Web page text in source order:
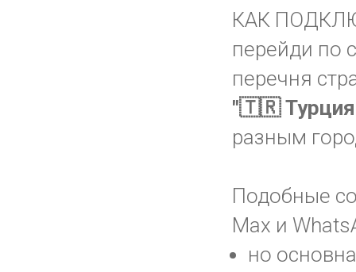
КАК
перейди по
перечня
"🇹🇷
разным
Подобные
Max и
но